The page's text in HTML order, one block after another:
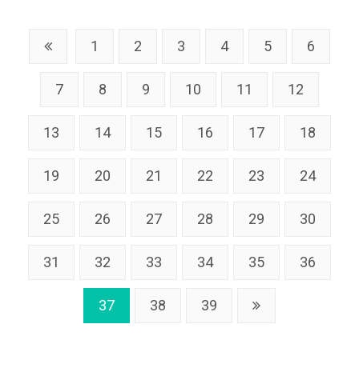
1 2 3 4 5 6
7 8 9 10 11 12
13 14 15 16 17 18
19 20 21 22 23 24
25 26 27 28 29 30
31 32 33 34 35 36
37 38 39